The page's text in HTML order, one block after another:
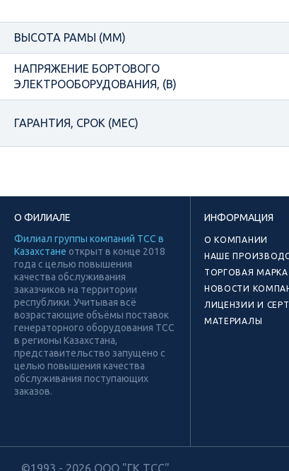
ВЫСОТА РАМЫ (ММ)
НАПРЯЖЕНИЕ БОРТОВОГО
ЭЛЕКТРООБОРУДОВАНИЯ, (В)
ГАРАНТИЯ, СРОК (МЕС)
О ФИЛИАЛЕ
Филиал группы компаний ТСС в
Казахстане открыт в конце 2018
года с целью повышения
качества обслуживания
заказчиков на территории
республики. Учитывая всё
возрастающие объёмы поставок
генераторного оборудования ТСС
в регионы Казахстана,
представительство запущено с
целью повышения качества
обслуживания поступающих
заказов.
ИНФОРМАЦИЯ
О КОМПАНИИ
НАШЕ
ТОРГОВАЯ МАРКА
НОВОСТИ
ЛИЦЕНЗИИ И
МАТЕРИАЛЫ
©1993 - 2026 ООО "ГК ТСС"